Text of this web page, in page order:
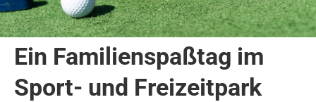
Ein Familienspaßtag im
Sport- und Freizeitpark